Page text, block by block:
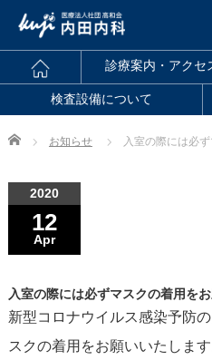
診療案内・アクセ
検査設備について
Home お知らせ 入室の際には必
2020
12
Apr
入室の際には必ずマスクの着用を
新型コロナウイルス感染予防
スクの着用をお願いいたしま